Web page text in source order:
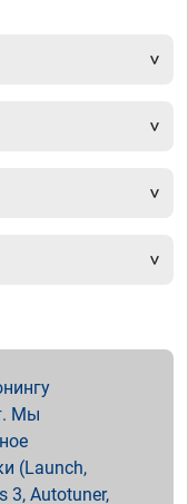
Мы
(Launch,
3, Autotuner,